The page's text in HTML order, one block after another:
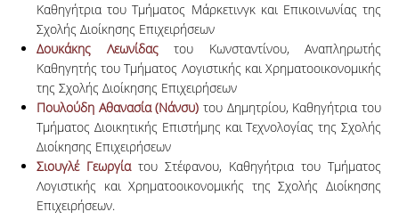
Καθηγήτρια του Τμήματος Μάρκετινγκ και Επικοινωνίας της
Σχολής Διοίκησης Επιχειρήσεων
Δουκάκης Λεωνίδαςτου Κωνσταντίνου, Αναπληρωτής
Καθηγητής του Τμήματος Λογιστικής και Χρηματοοικονομικής
της Σχολής Διοίκησης Επιχειρήσεων
Πουλούδη Αθανασία (Νάνσυ) του Δημητρίου, Καθηγήτρια του
Τμήματος Διοικητικής Επιστήμης και Τεχνολογίας της Σχολής
Διοίκησης Επιχειρήσεων
Σιουγλέ Γεωργίατου Στέφανου, Καθηγήτρια του Τμήματος
Λογιστικής και Χρηματοοικονομικής της Σχολής Διοίκησης
Επιχειρήσεων.